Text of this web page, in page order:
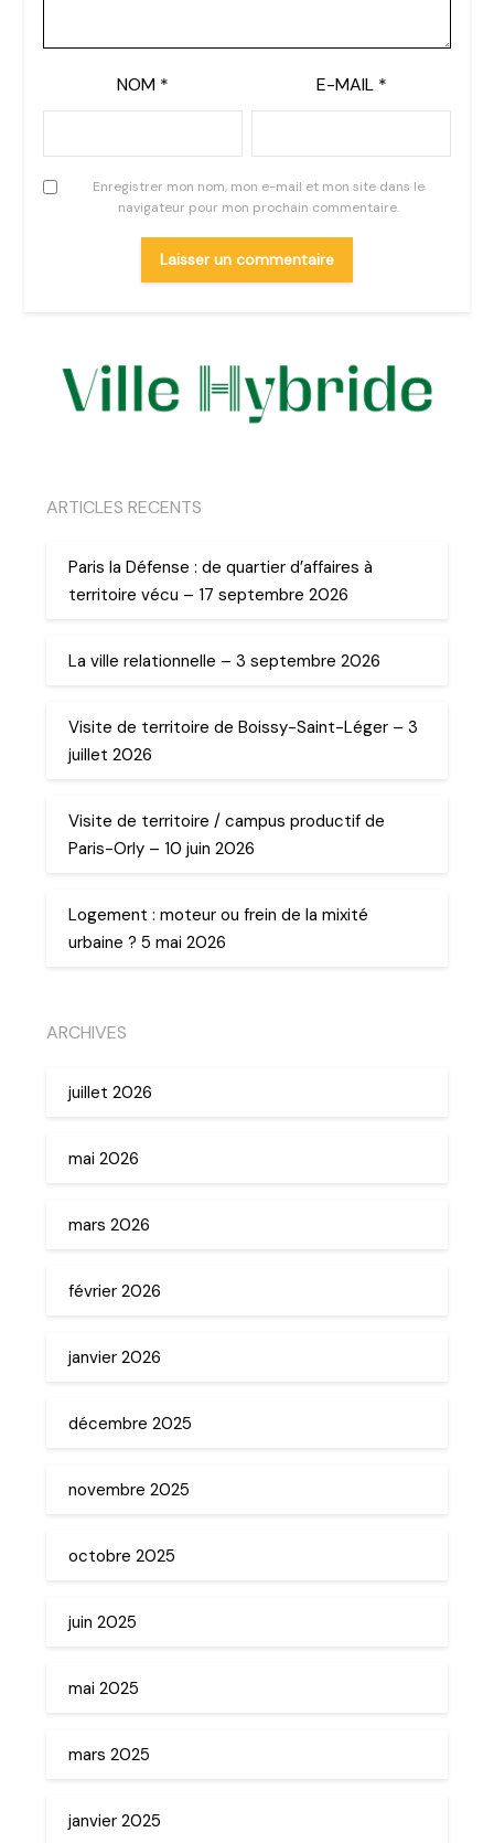
NOM * E-MAIL *
Enregistrer mon nom, mon e-mail et mon site dans le
navigateur pour mon prochain commentaire.
ARTICLES RECENTS
Paris la Défense : de quartier d’affaires à
territoire vécu – 17 septembre 2026
La ville relationnelle – 3 septembre 2026
Visite de territoire de Boissy-Saint-Léger – 3
juillet 2026
Visite de territoire / campus productif de
Paris-Orly – 10 juin 2026
Logement : moteur ou frein de la mixité
urbaine ? 5 mai 2026
ARCHIVES
juillet 2026
mai 2026
mars 2026
février 2026
janvier 2026
décembre 2025
novembre 2025
octobre 2025
juin 2025
mai 2025
mars 2025
janvier 2025